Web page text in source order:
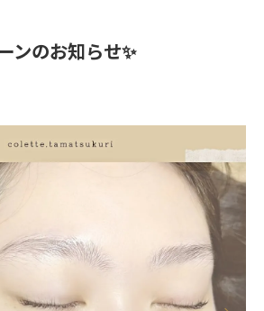
ンのお知らせ✨